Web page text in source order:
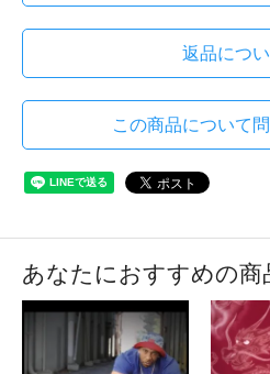
返品につ
この商品について
あなたにおすすめの商